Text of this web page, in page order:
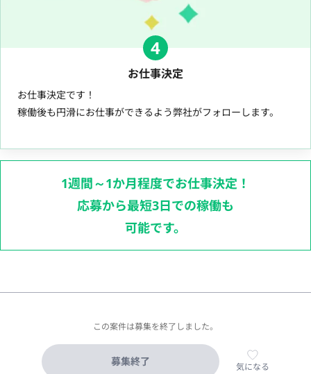
4
お仕事決定
お仕事決定です！
稼働後も円滑にお仕事ができるよう弊社がフォローします。
1週間～1か月程度でお仕事決定！
応募から最短3日での稼働も
可能です。
この案件は募集を終了しました。
募集終了 気になる